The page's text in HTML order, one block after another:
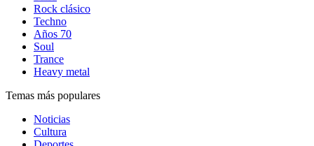
Rock clásico
Techno
Años 70
Soul
Trance
Heavy metal
Temas más populares
Noticias
Cultura